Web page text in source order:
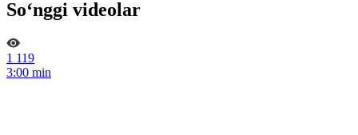
So‘nggi videolar
1 119
3:00 min